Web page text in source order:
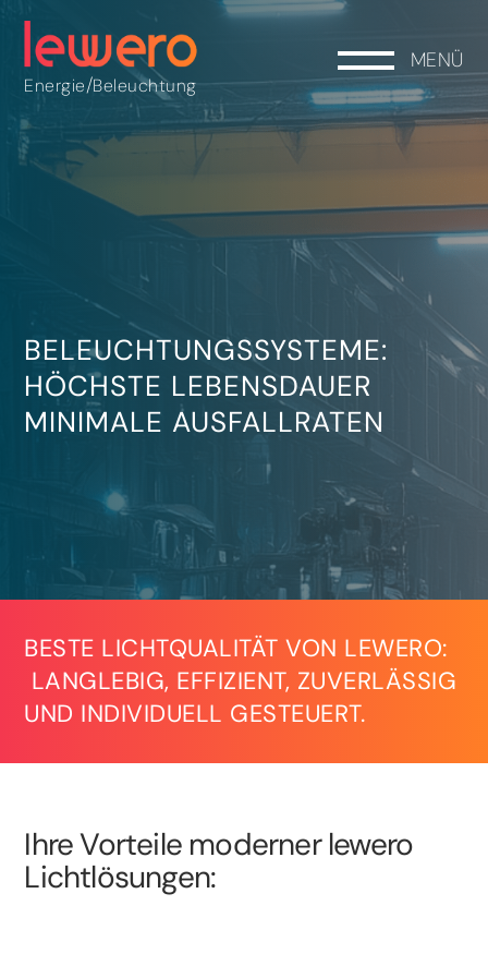
Energie/Beleuchtung
MENÜ
BELEUCHTUNGSSYSTEME:
HÖCHSTE LEBENSDAUER
MINIMALE AUSFALLRATEN
BESTE LICHTQUALITÄT VON LEWERO:
LANGLEBIG, EFFIZIENT, ZUVERLÄSSIG
UND INDIVIDUELL GESTEUERT.
Ihre Vorteile moderner lewero
Lichtlösungen: